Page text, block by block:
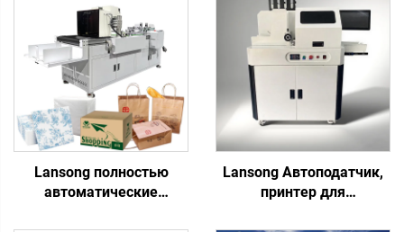
Lansong полностью
автоматические
Lansong Автоподатчик,
принтер для